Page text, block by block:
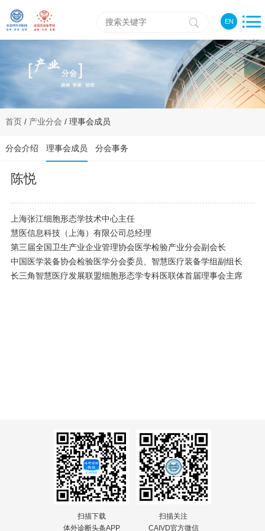
EN
首页/ 产业分会 / 理事会成员
分会介绍 理事会成员 分会事务
陈悦
上海张江细胞形态学技术中心主任
慧医信息科技（上海）有限公司总经理
第三届全国卫生产业企业管理协会医学检验产业分会副会长
中国医学装备协会检验医学分会委员、智慧医疗装备学组副组长
长三角智慧医疗发展联盟细胞形态学专科医联体首届理事会主席
扫描下载
体外诊断头条APP
扫描关注
CAIVD官方微信